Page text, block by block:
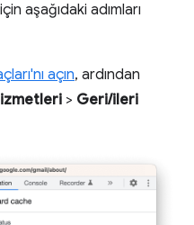
aşağıdaki adımları
açın, ardından
> Geri/ileri